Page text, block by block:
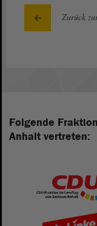
Zurück
Folgende
Anhalt vertreten: